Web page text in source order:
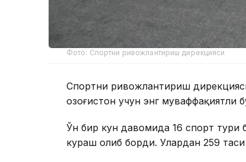
Фото: Спортни ривожлантириш дирекцияси
Спортни ривожлантириш
Қозоғистон учун энг муваффақиятли
Ўн бир кун давомида 16 спорт тури
кураш олиб борди. Улардан 259